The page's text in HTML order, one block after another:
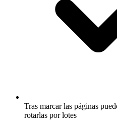
Tras marcar las páginas
rotarlas por lotes